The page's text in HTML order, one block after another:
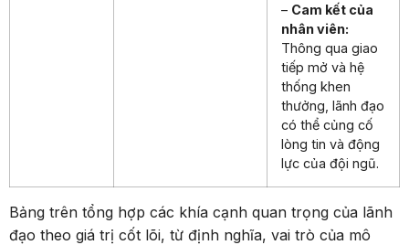
– Cam kết của
nhân viên:
Thông qua giao
tiếp mở và hệ
thống khen
thưởng, lãnh đạo
có thể củng cố
lòng tin và động
lực của đội ngũ.
Bảng trên tổng hợp các khía cạnh quan trọng của lãnh
đạo theo giá trị cốt lõi, từ định nghĩa, vai trò của mô